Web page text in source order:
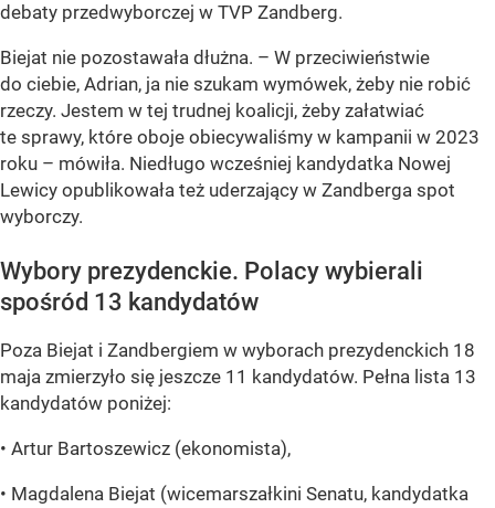
debaty przedwyborczej w TVP Zandberg.
Biejat nie pozostawała dłużna. – W przeciwieństwie
do ciebie, Adrian, ja nie szukam wymówek, żeby nie robić
rzeczy. Jestem w tej trudnej koalicji, żeby załatwiać
te sprawy, które oboje obiecywaliśmy w kampanii w 2023
roku – mówiła. Niedługo wcześniej kandydatka Nowej
Lewicy opublikowała też uderzający w Zandberga spot
wyborczy.
Wybory prezydenckie. Polacy wybierali
spośród 13 kandydatów
Poza Biejat i Zandbergiem w wyborach prezydenckich 18
maja zmierzyło się jeszcze 11 kandydatów. Pełna lista 13
kandydatów poniżej:
• Artur Bartoszewicz (ekonomista),
• Magdalena Biejat (wicemarszałkini Senatu, kandydatka